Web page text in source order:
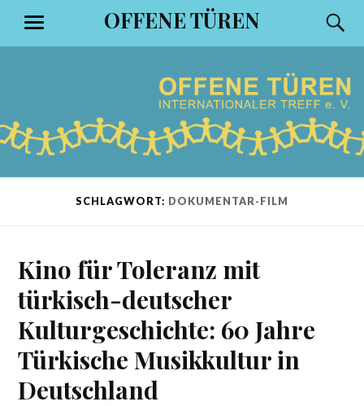
Inhalt
springen
OFFENE TÜREN
MENÜ
SCHLAGWORT: DOKUMENTAR-FILM
Kino für Toleranz mit
türkisch-deutscher
Kulturgeschichte: 60 Jahre
Türkische Musikkultur in
Deutschland